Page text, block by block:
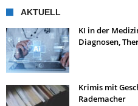
AKTUELL
KI in der
Diagnosen,
Krimis mit
Rademacher